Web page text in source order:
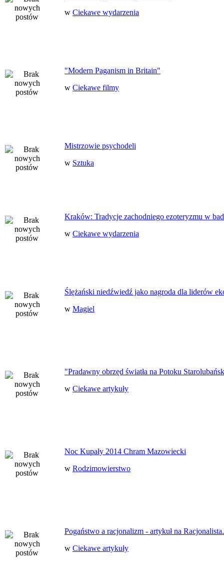
w Ciekawe wydarzenia
"Modern Paganism in Britain"
w Ciekawe filmy
Mistrzowie psychodeli
w Sztuka
Kraków: Tradycje zachodniego ezoteryzmu w
w Ciekawe wydarzenia
Ślężański niedźwiedź jako nagroda dla liderów
w Magiel
"Pradawny obrzęd światła na Potoku
w Ciekawe artykuły
Noc Kupały 2014 Chram Mazowiecki
w Rodzimowierstwo
Pogaństwo a racjonalizm - artykuł na
w Ciekawe artykuły